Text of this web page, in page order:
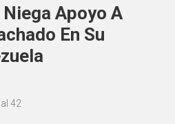
Apoyo A
En Su
42